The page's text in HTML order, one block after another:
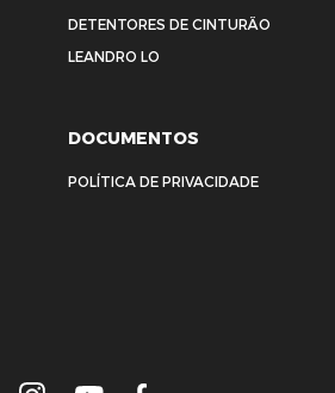
DETENTORES DE CINTURÃO
LEANDRO LO
DOCUMENTOS
POLÍTICA DE PRIVACIDADE